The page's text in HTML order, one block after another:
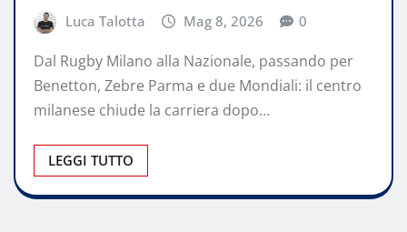
Luca Talotta Mag 8, 2026 0
Dal Rugby Milano alla Nazionale, passando per
Benetton, Zebre Parma e due Mondiali: il centro
milanese chiude la carriera dopo…
LEGGI TUTTO